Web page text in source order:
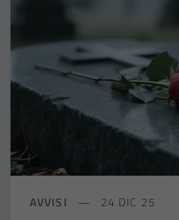
AVVISI 24 DIC 25